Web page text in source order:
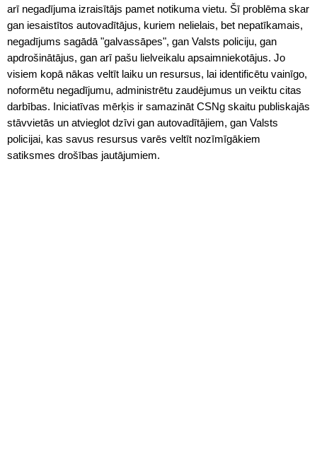
arī negadījuma izraisītājs pamet notikuma vietu. Šī problēma skar
gan iesaistītos autovadītājus, kuriem nelielais, bet nepatīkamais,
negadījums sagādā "galvassāpes", gan Valsts policiju, gan
apdrošinātājus, gan arī pašu lielveikalu apsaimniekotājus. Jo
visiem kopā nākas veltīt laiku un resursus, lai identificētu vainīgo,
noformētu negadījumu, administrētu zaudējumus un veiktu citas
darbības. Iniciatīvas mērķis ir samazināt CSNg skaitu publiskajās
stāvvietās un atvieglot dzīvi gan autovadītājiem, gan Valsts
policijai, kas savus resursus varēs veltīt nozīmīgākiem
satiksmes drošības jautājumiem.